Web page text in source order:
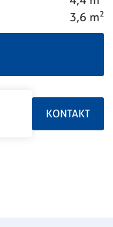
3,6 m2
KONTAKT